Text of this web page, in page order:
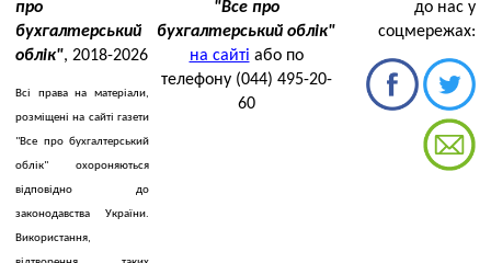
про
бухгалтерський
облік", 2018-2026
Всі права на матеріали,
розміщені на сайті газети
"Все про бухгалтерський
облік" охороняються
відповідно до
законодавства України.
Використання,
"Все про
бухгалтерський облік"
на сайті або по
телефону (044) 495-20-
60
до нас у
соцмережах: